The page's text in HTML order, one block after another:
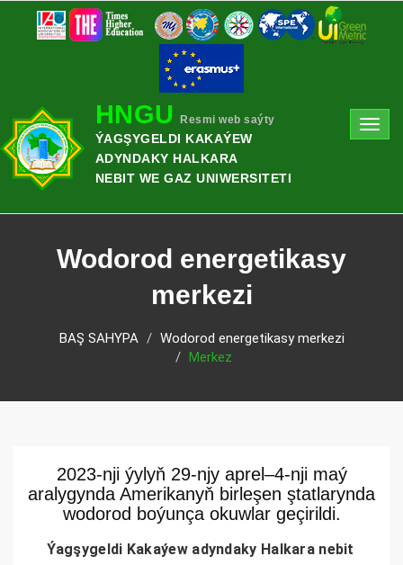
HNGU Resmi web saýty
ÝAGŞYGELDI KAKAÝEW
ADYNDAKY HALKARA
NEBIT WE GAZ UNIWERSITETI
Wodorod energetikasy
merkezi
BAŞ SAHYPA
Wodorod energetikasy merkezi
Merkez
2023-nji ýylyň 29-njy aprel–4-nji maý
aralygynda Amerikanyň birleşen ştatlarynda
wodorod boýunça okuwlar geçirildi.
Ýagşygeldi Kakaýew adyndaky Halkara nebit